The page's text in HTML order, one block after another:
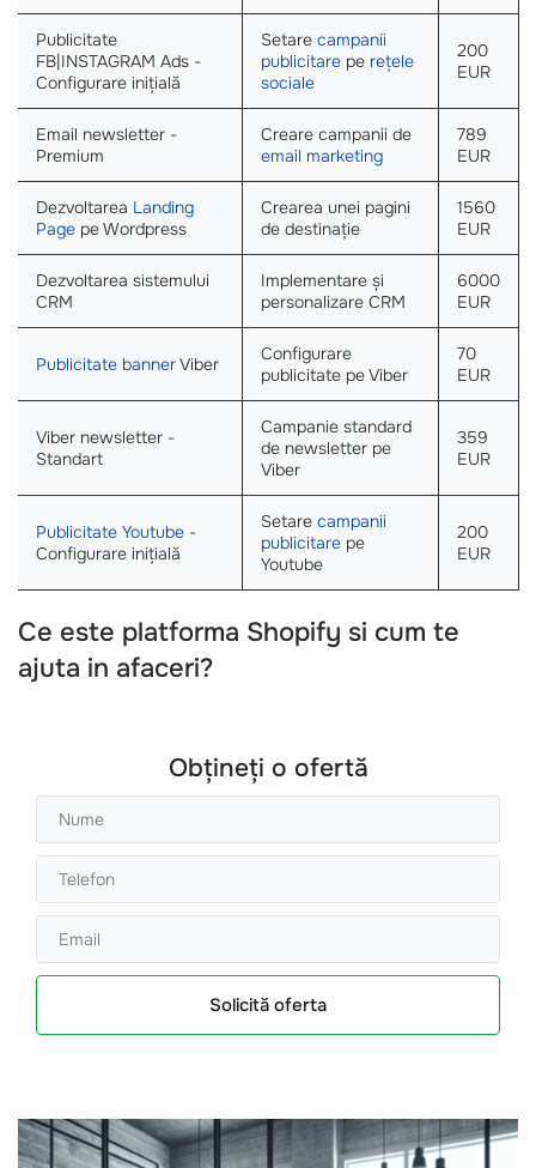
Publicitate
FB|INSTAGRAM Ads -
Configurare inițială
Setare campanii
publicitare pe rețele
sociale
200
EUR
Email newsletter -
Premium
Creare campanii de
email marketing
789
EUR
Dezvoltarea Landing
Page pe Wordpress
Crearea unei pagini
de destinație
1560
EUR
Dezvoltarea sistemului
CRM
Implementare și
personalizare CRM
6000
EUR
Publicitate bannerViber
Configurare
publicitate pe Viber
70
EUR
Viber newsletter -
Standart
Campanie standard
de newsletter pe
Viber
359
EUR
Publicitate Youtube -
Configurare inițială
Setare campanii
publicitare pe
Youtube
200
EUR
Ce este platforma Shopify si cum te
ajuta in afaceri?
Obțineți o ofertă
Solicită oferta